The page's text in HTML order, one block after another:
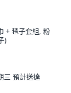
+ 毯子套組, 粉
)
三 預計送達